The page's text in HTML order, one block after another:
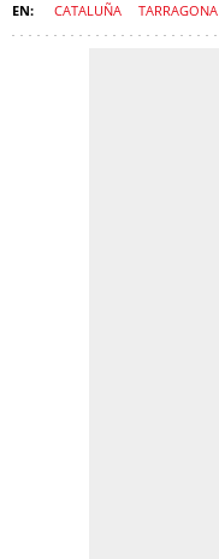
CATALUÑA TARRAGONA